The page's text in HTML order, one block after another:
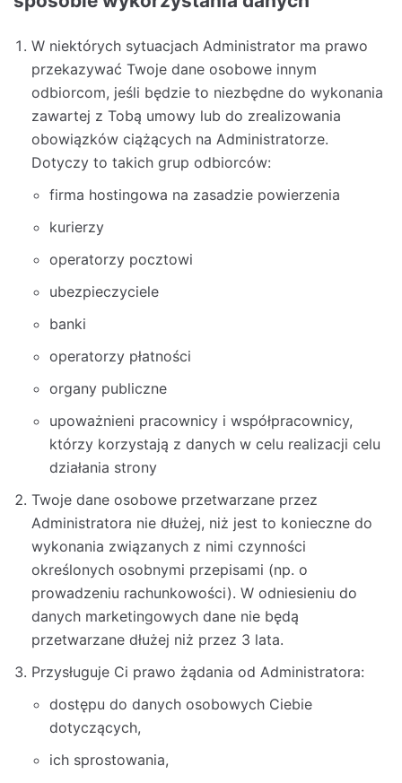
W niektórych sytuacjach Administrator ma prawo
przekazywać Twoje dane osobowe innym
odbiorcom, jeśli będzie to niezbędne do wykonania
zawartej z Tobą umowy lub do zrealizowania
obowiązków ciążących na Administratorze.
Dotyczy to takich grup odbiorców:
firma hostingowa na zasadzie powierzenia
kurierzy
operatorzy pocztowi
ubezpieczyciele
banki
operatorzy płatności
organy publiczne
upoważnieni pracownicy i współpracownicy,
którzy korzystają z danych w celu realizacji celu
działania strony
Twoje dane osobowe przetwarzane przez
Administratora nie dłużej, niż jest to konieczne do
wykonania związanych z nimi czynności
określonych osobnymi przepisami (np. o
prowadzeniu rachunkowości). W odniesieniu do
danych marketingowych dane nie będą
przetwarzane dłużej niż przez 3 lata.
Przysługuje Ci prawo żądania od Administratora:
dostępu do danych osobowych Ciebie
dotyczących,
ich sprostowania,